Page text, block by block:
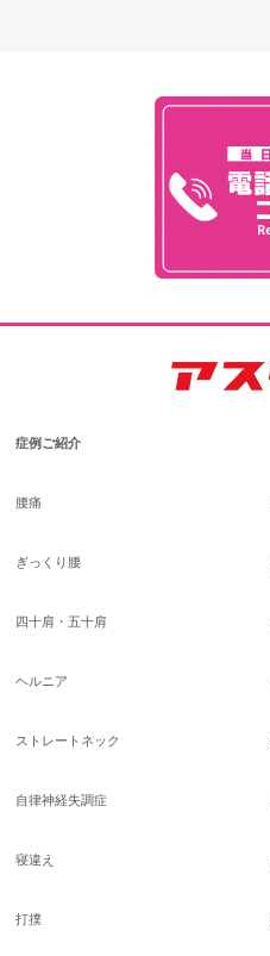
症例ご紹介
腰痛
ぎっくり腰
四十肩・五十肩
ヘルニア
ストレートネック
自律神経失調症
寝違え
打撲